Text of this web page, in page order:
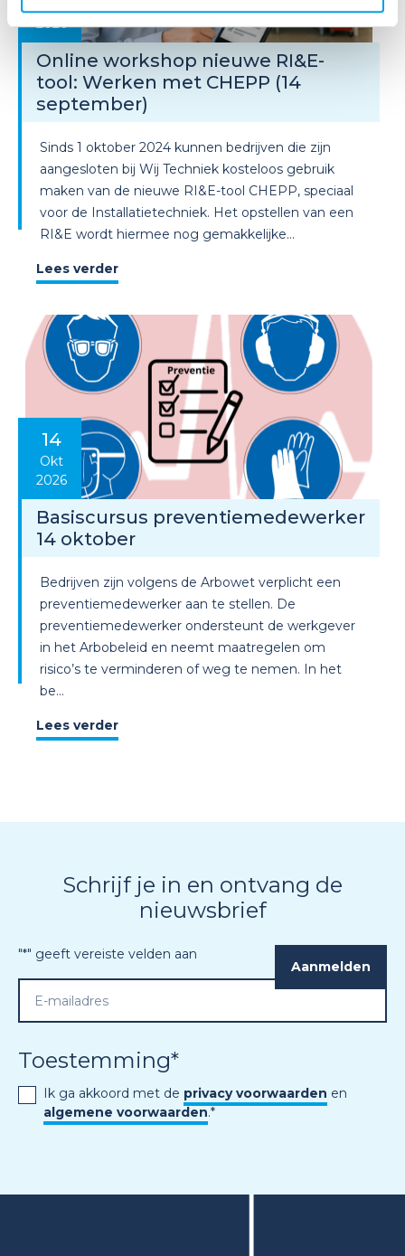
2026
Online workshop nieuwe RI&E-
tool: Werken met CHEPP (14
september)
Sinds 1 oktober 2024 kunnen bedrijven die zijn
aangesloten bij Wij Techniek kosteloos gebruik
maken van de nieuwe RI&E-tool CHEPP, speciaal
voor de Installatietechniek. Het opstellen van een
RI&E wordt hiermee nog gemakkelijke...
Lees verder
14
Okt
2026
Basiscursus preventiemedewerker
14 oktober
Bedrijven zijn volgens de Arbowet verplicht een
preventiemedewerker aan te stellen. De
preventiemedewerker ondersteunt de werkgever
in het Arbobeleid en neemt maatregelen om
risico’s te verminderen of weg te nemen. In het
be...
Lees verder
Schrijf je in en ontvang de
nieuwsbrief
"*" geeft vereiste velden aan
Toestemming*
Ik ga akkoord met de privacy voorwaarden en
algemene voorwaarden.*